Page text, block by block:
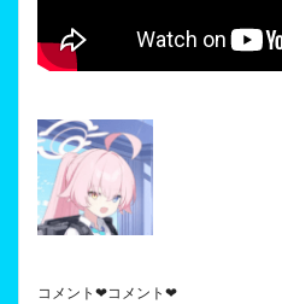
コメント❤コメント❤